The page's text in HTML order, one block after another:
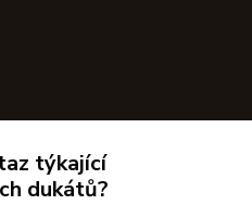
týkající
dukátů?